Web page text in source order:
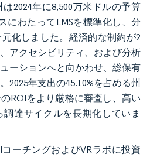
2024年に8,500万米ドルの予算
にわたってLMSを標準化し、分
化しました。経済的な制約が2
アクセシビリティ、および分析
ーションへと向かわせ、総保有
2025年支出の45.10%を占める州
ROIをより厳格に審査し、高い
達サイクルを長期化していま
ーチングおよびVRラボに投資